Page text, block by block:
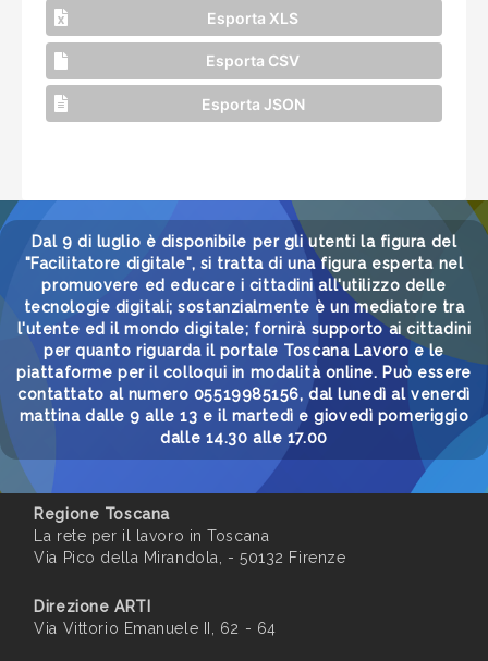
Esporta XLS
Esporta CSV
Esporta JSON
Dal 9 di luglio è disponibile per gli utenti la figura del
"Facilitatore digitale", si tratta di una figura esperta nel
promuovere ed educare i cittadini all'utilizzo delle
tecnologie digitali; sostanzialmente è un mediatore tra
l'utente ed il mondo digitale; fornirà supporto ai cittadini
per quanto riguarda il portale Toscana Lavoro e le
piattaforme per il colloqui in modalità online. Può essere
contattato al numero 05519985156, dal lunedì al venerdì
mattina dalle 9 alle 13 e il martedì e giovedì pomeriggio
dalle 14.30 alle 17.00
Regione Toscana
La rete per il lavoro in Toscana
Via Pico della Mirandola, - 50132 Firenze
Direzione ARTI
Via Vittorio Emanuele II, 62 - 64